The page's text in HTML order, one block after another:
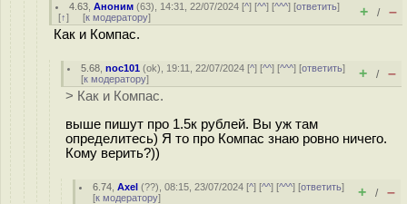
4.63 ,Аноним (63), 14:31, 22/07/2024 [^] [^^] [^^^] [ответить]
[↑] [к модератору] + / –
Как и Компас.
5.68 ,noc101 (ok), 19:11, 22/07/2024 [^] [^^] [^^^] [ответить]
[к модератору] + / –
> Как и Компас.
выше пишут про 1.5к рублей. Вы уж там
определитесь) Я то про Компас знаю ровно ничего.
Кому верить?))
6.74 ,Axel (??), 08:15, 23/07/2024 [^] [^^] [^^^] [ответить]
[к модератору] + / –